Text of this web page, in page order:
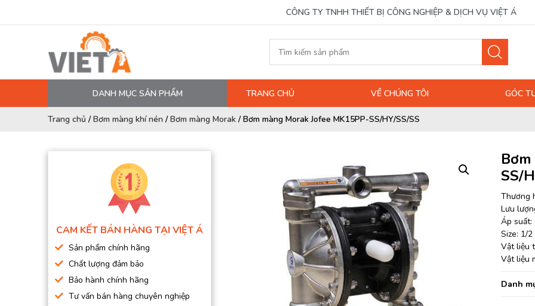
CÔNG TY TNHH THIẾT BỊ CÔNG NGHIỆP & DỊCH VỤ VIỆT Á
DANH MỤC SẢN PHẨM
MÁY NÉN KHÍ
DẦU MÁY NÉN KHÍ
DÂY HƠI, ỐNG HƠI
BƠM MÀNG KHÍ NÉN
BƠM HÚT CHÂN KHÔNG
BƠM ĐỊNH LƯỢNG
TRANG CHỦ VỀ CHÚNG TÔI GÓC
Trang chủ /Bơm màng khí nén /Bơm màng Morak /Bơm màng Morak Jofee MK15PP-SS/HY/SS/SS
CAM KẾT BÁN HÀNG TẠI VIỆT Á
Sản phẩm chính hãng
Chất lượng đảm bảo
Bảo hành chính hãng
Tư vấn bán hàng chuyên nghiệp
SS/
Thương
Lưu
Áp suất:
Size: 1/2
Vật liệu
Vật liệu
Danh